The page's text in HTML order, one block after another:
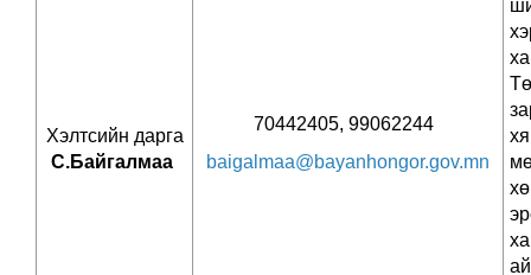
Хэлтсийн дарга
С.Байгалмаа
70442405, 99062244
baigalmaa@bayanhongor.gov.mn